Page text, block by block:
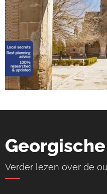
Verder lezen over de